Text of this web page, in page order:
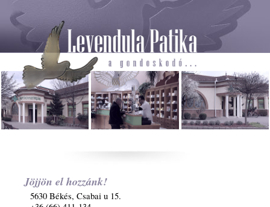
Jöjjön el hozzánk!
5630 Békés, Csabai u 15.